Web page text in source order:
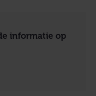
informatie op